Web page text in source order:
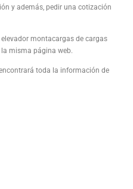
y además, pedir una cotización
montacargas de cargas
misma página web.
toda la información de